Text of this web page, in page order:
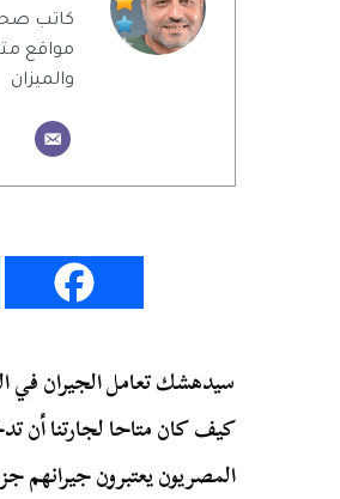
مواقع
والميزان
سيدهشك تعامل الجيران في
كيف كان متاحا لجارتنا أن
المصريون يعتبرون جيرانهم